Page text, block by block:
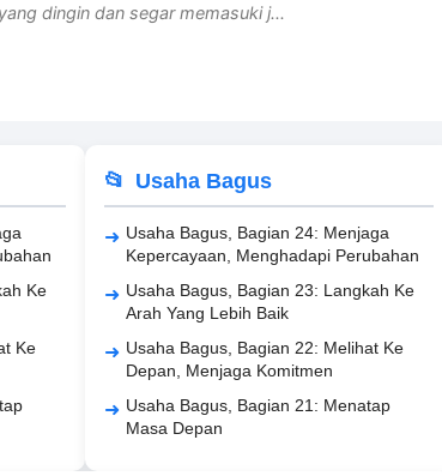
dingin dan segar memasuki j...
Ke
Ke
Usaha Bagus
Usaha Bagus, Bagian 24: Menjaga
Kepercayaan, Menghadapi Perubahan
Usaha Bagus, Bagian 23: Langkah Ke
Arah Yang Lebih Baik
Usaha Bagus, Bagian 22: Melihat Ke
Depan, Menjaga Komitmen
Usaha Bagus, Bagian 21: Menatap
Masa Depan